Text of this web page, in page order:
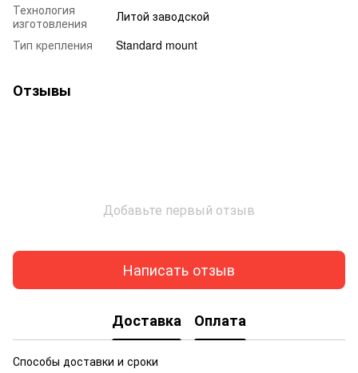
Технология
изготовления
Литой заводской
Тип крепления
Standard mount
Отзывы
Добавьте первый отзыв
Написать отзыв
Доставка Оплата
Способы доставки и сроки